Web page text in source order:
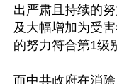
出严肃且持续的
及大幅增加为受
的努力符合第1级
而中共政府在消除